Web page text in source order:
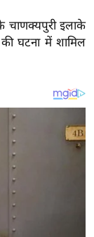
चाणक्यपुरी इलाके
घटना में शामिल